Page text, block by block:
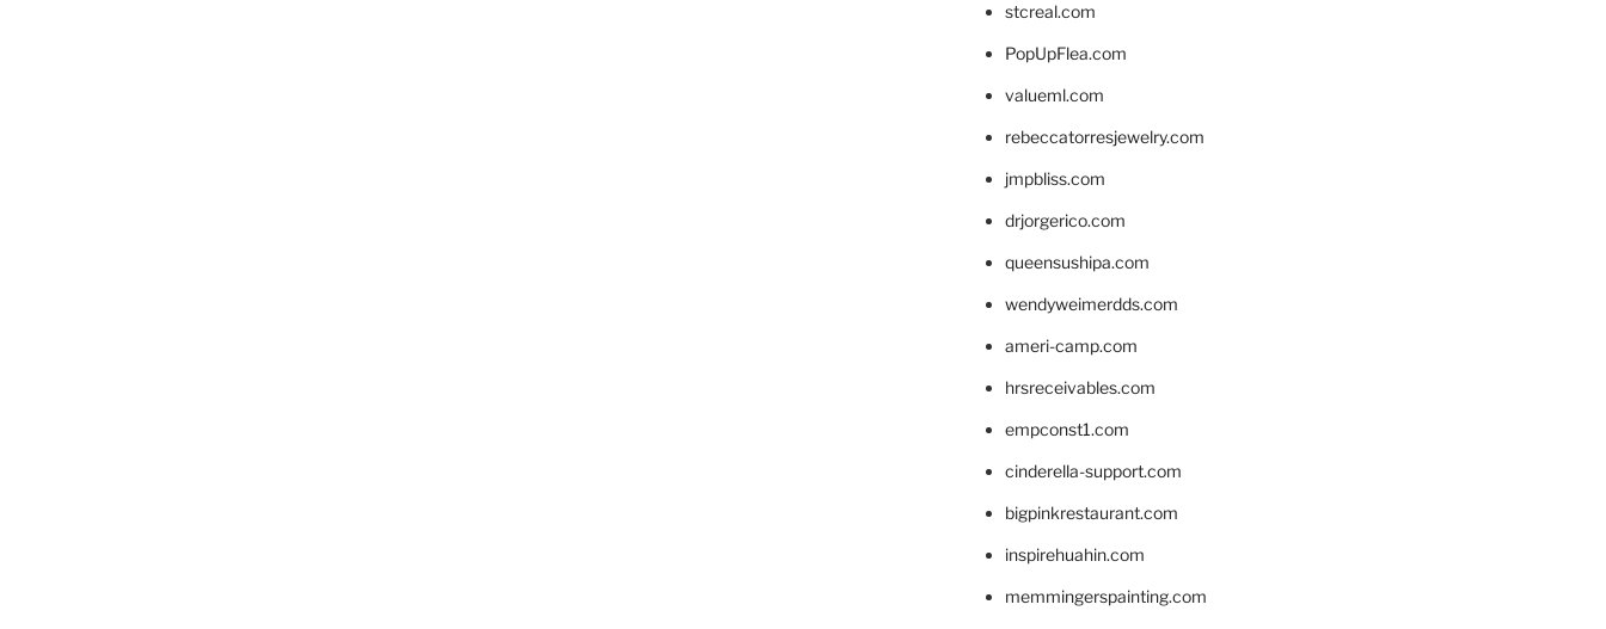
stcreal.com
PopUpFlea.com
valueml.com
rebeccatorresjewelry.com
jmpbliss.com
drjorgerico.com
queensushipa.com
wendyweimerdds.com
ameri-camp.com
hrsreceivables.com
empconst1.com
cinderella-support.com
bigpinkrestaurant.com
inspirehuahin.com
memmingerspainting.com